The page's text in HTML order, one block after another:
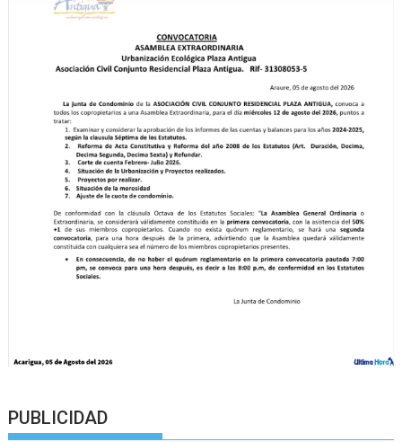
PUBLICIDAD